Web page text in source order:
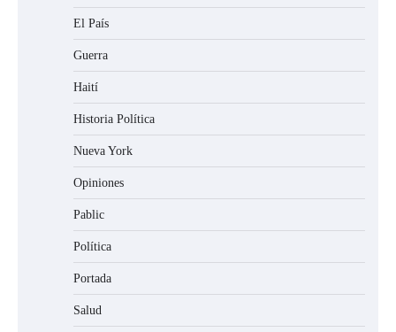
El País
Guerra
Haití
Historia Política
Nueva York
Opiniones
Pablic
Política
Portada
Salud